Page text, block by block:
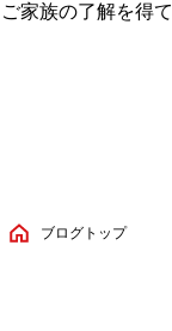
家族の了解を得て
ブログトップ